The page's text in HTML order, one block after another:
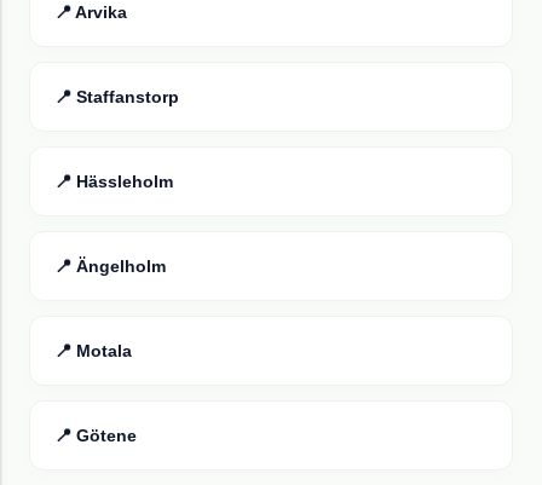
📍Arvika
📍 Staffanstorp
📍 Hässleholm
📍 Ängelholm
📍 Motala
📍 Götene